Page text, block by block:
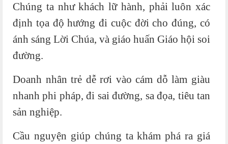
Chúng ta như khách lữ hành, phải luôn xác
định tọa độ hướng đi cuộc đời cho đúng, có
ánh sáng Lời Chúa, và giáo huấn Giáo hội soi
đường.
Doanh nhân trẻ dễ rơi vào cám dỗ làm giàu
nhanh phi pháp, đi sai đường, sa đọa, tiêu tan
sản nghiệp.
Cầu nguyện giúp chúng ta khám phá ra giá